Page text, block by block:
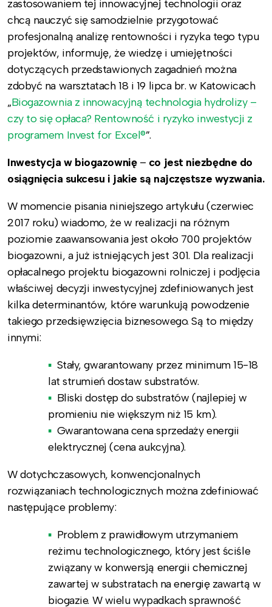
zastosowaniem tej innowacyjnej technologii oraz
chcą nauczyć się samodzielnie przygotować
profesjonalną analizę rentowności i ryzyka tego typu
projektów, informuję, że wiedzę i umiejętności
dotyczących przedstawionych zagadnień można
zdobyć na warsztatach 18 i 19 lipca br. w Katowicach
„Biogazownia z innowacyjną technologia hydrolizy –
czy to się opłaca? Rentowność i ryzyko inwestycji z
programem Invest for Excel®”.
Inwestycja w biogazownię – co jest niezbędne do
osiągnięcia sukcesu i jakie są najczęstsze wyzwania.
W momencie pisania niniejszego artykułu (czerwiec
2017 roku) wiadomo, że w realizacji na różnym
poziomie zaawansowania jest około 700 projektów
biogazowni, a już istniejących jest 301. Dla realizacji
opłacalnego projektu biogazowni rolniczej i podjęcia
właściwej decyzji inwestycyjnej zdefiniowanych jest
kilka determinantów, które warunkują powodzenie
takiego przedsięwzięcia biznesowego. Są to między
innymi:
Stały, gwarantowany przez minimum 15-18
lat strumień dostaw substratów.
Bliski dostęp do substratów (najlepiej w
promieniu nie większym niż 15 km).
Gwarantowana cena sprzedaży energii
elektrycznej (cena aukcyjna).
W dotychczasowych, konwencjonalnych
rozwiązaniach technologicznych można zdefiniować
następujące problemy:
Problem z prawidłowym utrzymaniem
reżimu technologicznego, który jest ściśle
związany w konwersją energii chemicznej
zawartej w substratach na energię zawartą w
biogazie. W wielu wypadkach sprawność